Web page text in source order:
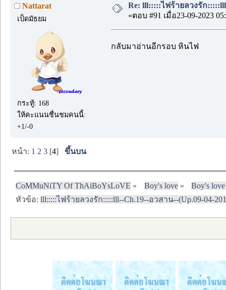
Nattarat
เป็ดมัธยม
กระทู้: 168
ให้คะแนนชื่นชมคนนี้:
+1/-0
Re: lll:::::ไฟร้ายลวงรัก
«ตอบ #91 เมื่อ23-09-2023
กลับมาอ่านอีกรอบ หินไฟ
หน้า: 1 2 3 [4]ขึ้นบน
CoMMuNiTY Of ThAiBoYsLoVE » Boy's love»
Boy's
หัวข้อ:lll:::::ไฟร้ายลวงรัก:::::lll--Ch.19--อวสาน--(Up.09-04-